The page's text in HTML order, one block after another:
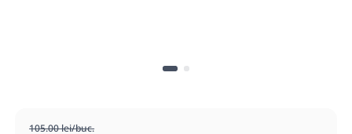
105.00 lei/buc.